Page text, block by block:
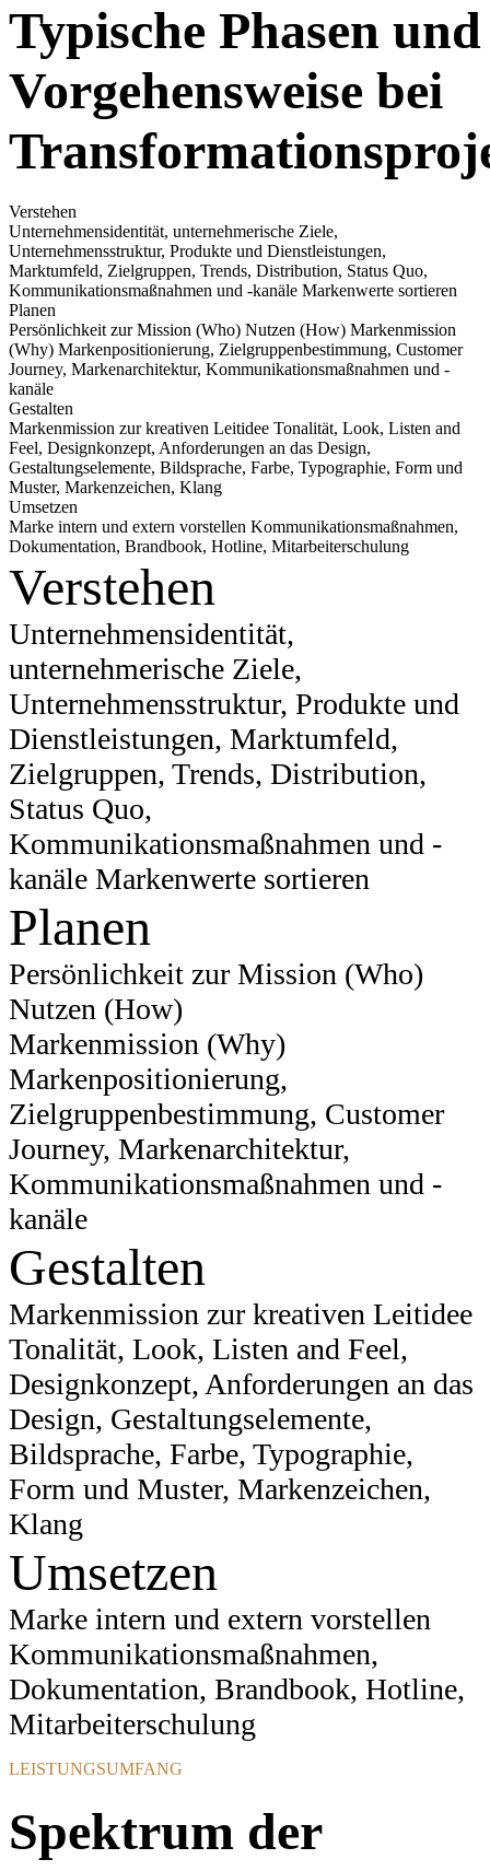
Typische Phasen und
Vorgehensweise bei
Verstehen
Unternehmensidentität, unternehmerische Ziele,
Unternehmensstruktur, Produkte und Dienstleistungen,
Marktumfeld, Zielgruppen, Trends, Distribution, Status Quo,
Kommunikationsmaßnahmen und -kanäle Markenwerte sortieren
Planen
Persönlichkeit zur Mission (Who) Nutzen (How) Markenmission
(Why) Markenpositionierung, Zielgruppenbestimmung, Customer
Journey, Markenarchitektur, Kommunikationsmaßnahmen und -
kanäle
Gestalten
Markenmission zur kreativen Leitidee Tonalität, Look, Listen and
Feel, Designkonzept, Anforderungen an das Design,
Gestaltungselemente, Bildsprache, Farbe, Typographie, Form und
Muster, Markenzeichen, Klang
Umsetzen
Marke intern und extern vorstellen Kommunikationsmaßnahmen,
Dokumentation, Brandbook, Hotline, Mitarbeiterschulung
Verstehen
Unternehmensidentität,
unternehmerische Ziele,
Unternehmensstruktur, Produkte und
Dienstleistungen, Marktumfeld,
Zielgruppen, Trends, Distribution,
Status Quo,
Kommunikationsmaßnahmen und -
kanäle Markenwerte sortieren
Planen
Persönlichkeit zur Mission (Who)
Nutzen (How)
Markenmission (Why)
Markenpositionierung,
Zielgruppenbestimmung, Customer
Journey, Markenarchitektur,
Kommunikationsmaßnahmen und -
kanäle
Gestalten
Markenmission zur kreativen Leitidee
Tonalität, Look, Listen and Feel,
Designkonzept, Anforderungen an das
Design, Gestaltungselemente,
Bildsprache, Farbe, Typographie,
Form und Muster, Markenzeichen,
Klang
Umsetzen
Marke intern und extern vorstellen
Kommunikationsmaßnahmen,
Dokumentation, Brandbook, Hotline,
Mitarbeiterschulung
LEISTUNGSUMFANG
Spektrum der